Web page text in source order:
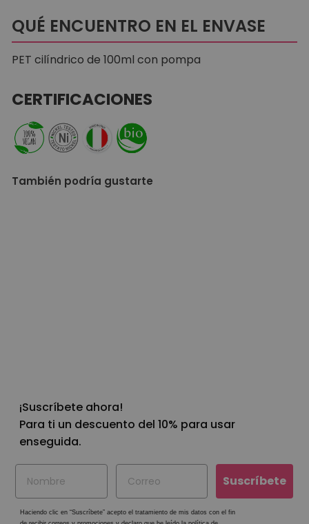
QUÉ ENCUENTRO EN EL ENVASE
PET cilíndrico de 100ml con pompa
CERTIFICACIONES
También podría gustarte
¡Suscríbete ahora!
Para ti un descuento del 10% para usar
enseguida.
Suscríbete
Haciendo clic en “Suscríbete” acepto el tratamiento de mis datos con el fin